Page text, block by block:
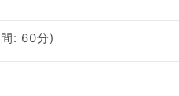
: 60分)